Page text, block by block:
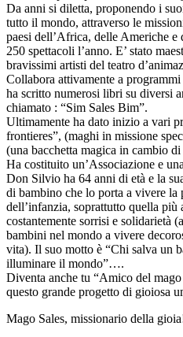
Da anni si diletta, proponendo i
tutto il mondo, attraverso le
paesi dell’Africa, delle Americhe e
250 spettacoli l’anno. E’ stato
bravissimi artisti del teatro
Collabora attivamente a
ha scritto numerosi libri su diversi
chiamato : “Sim Sales Bim”.
Ultimamente ha dato inizio a vari
frontieres”, (maghi in missione
(una bacchetta magica in cambio
Ha costituito un’Associazione e
Don Silvio ha 64 anni di età e la
di bambino che lo porta a vivere la
dell’infanzia, soprattutto quella più
costantemente sorrisi e solidarietà
bambini nel mondo a vivere
vita). Il suo motto è “Chi salva un
illuminare il mondo”….
Diventa anche tu “Amico del
questo grande progetto di gioiosa
Mago Sales, missionario della